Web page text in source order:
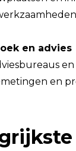
en advies
en